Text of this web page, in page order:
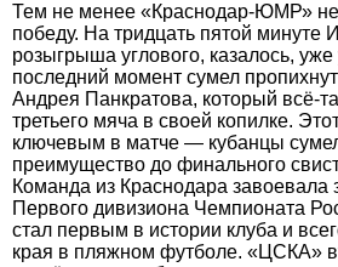
Тем не менее «Краснодар-ЮМР» не
победу. На тридцать пятой минуте
розыгрыша углового, казалось,
последний момент сумел
Андрея Панкратова, который всё-
третьего мяча в своей копилке.
ключевым в матче — кубанцы
преимущество до финального
Команда из Краснодара завоевала
Первого дивизиона Чемпионата
стал первым в истории клуба и
края в пляжном футболе. «ЦСКА»